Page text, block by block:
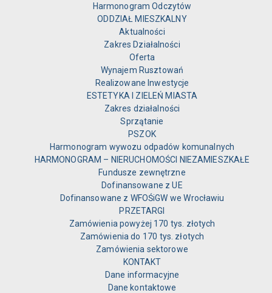
Harmonogram Odczytów
ODDZIAŁ MIESZKALNY
Aktualności
Zakres Działalności
Oferta
Wynajem Rusztowań
Realizowane Inwestycje
ESTETYKA I ZIELEŃ MIASTA
Zakres działalności
Sprzątanie
PSZOK
Harmonogram wywozu odpadów komunalnych
HARMONOGRAM – NIERUCHOMOŚCI NIEZAMIESZKAŁE
Fundusze zewnętrzne
Dofinansowane z UE
Dofinansowane z WFOŚiGW we Wrocławiu
PRZETARGI
Zamówienia powyżej 170 tys. złotych
Zamówienia do 170 tys. złotych
Zamówienia sektorowe
KONTAKT
Dane informacyjne
Dane kontaktowe